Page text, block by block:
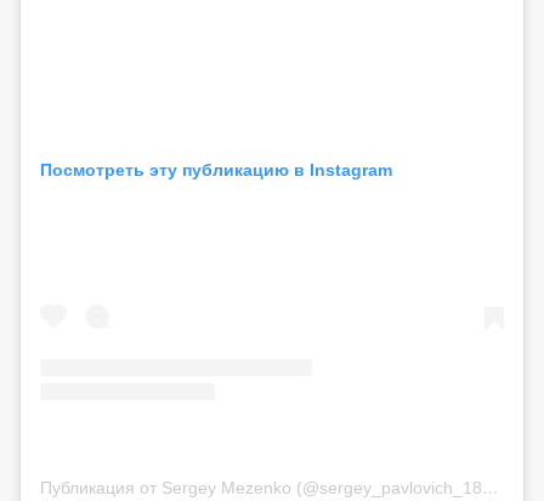
Посмотреть эту публикацию в Instagram
Публикация от Sergey Mezenko (@sergey_pavlovich_18)